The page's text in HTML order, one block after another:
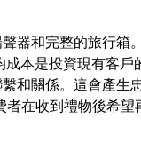
器和完整的旅行箱
本是投資現有客
和關係。這會產生
者在收到禮物後希